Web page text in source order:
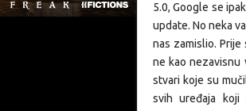
5.0, Google se
update. No neka
nas zamislio.
ne kao nezavisnu
stvari koje su
svih uređaja koji